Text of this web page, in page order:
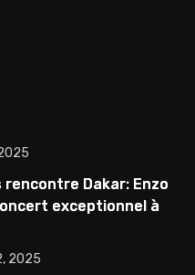
rencontre Dakar: Enzo
exceptionnel à
2025